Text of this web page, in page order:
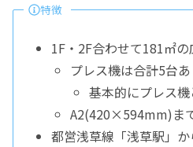
特徴
1F・2F合わせて181㎡
プレス機は合計5台
基本的にプレス
A2(420×594mm)ま
都営浅草線「浅草駅」